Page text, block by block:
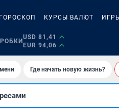
ГОРОСКОП КУРСЫ ВАЛЮТ
USD 81,41
EUR 94,06
Где начать новую жизнь?